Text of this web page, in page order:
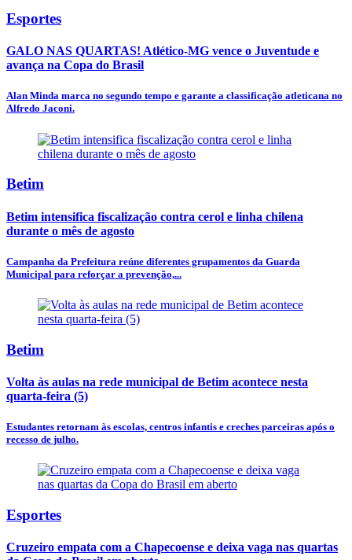
Esportes
GALO NAS QUARTAS! Atlético-MG vence o Juventude e
avança na Copa do Brasil
Alan Minda marca no segundo tempo e garante a classificação atleticana no
Alfredo Jaconi.
Betim
Betim intensifica fiscalização contra cerol e linha chilena
durante o mês de agosto
Campanha da Prefeitura reúne diferentes grupamentos da Guarda
Municipal para reforçar a prevenção,...
Betim
Volta às aulas na rede municipal de Betim acontece nesta
quarta-feira (5)
Estudantes retornam às escolas, centros infantis e creches parceiras após o
recesso de julho.
Esportes
Cruzeiro empata com a Chapecoense e deixa vaga nas quartas